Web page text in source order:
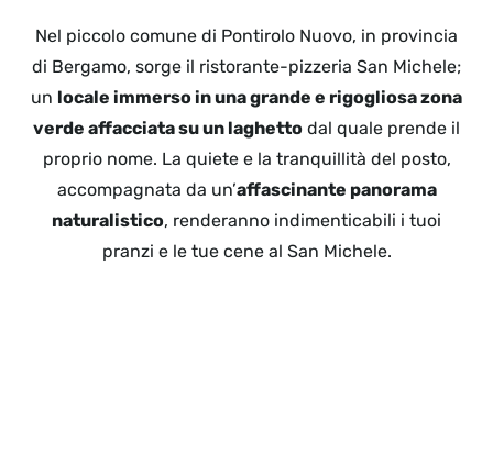
Nel piccolo comune di Pontirolo Nuovo, in provincia
di Bergamo, sorge il ristorante-pizzeria San Michele;
un locale immerso in una grande e rigogliosa zona
verde affacciata su un laghetto dal quale prende il
proprio nome. La quiete e la tranquillità del posto,
accompagnata da un’affascinante panorama
naturalistico, renderanno indimenticabili i tuoi
pranzi e le tue cene al San Michele.